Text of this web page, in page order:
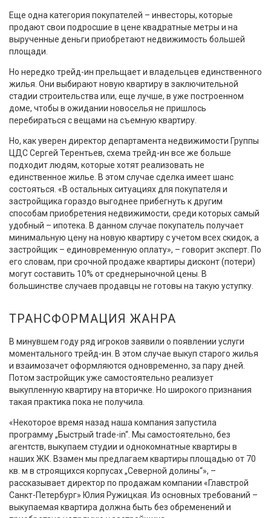
Еще одна категория покупателей – инвесторы, которые
продают свои подросшие в цене квадратные метры и на
вырученные деньги приобретают недвижимость большей
площади.
Но нередко трейд-ин прельщает и владельцев единственного
жилья. Они выбирают новую квартиру в заключительной
стадии строительства или, еще лучше, в уже построенном
доме, чтобы в ожидании новоселья не пришлось
перебираться с вещами на съемную квартиру.
Но, как уверен директор департамента недвижимости Группы
ЦДС Сергей Терентьев, схема трейд-ин все же больше
подходит людям, которые хотят реализовать не
единственное жилье. В этом случае сделка имеет шанс
состояться. «В остальных ситуациях для покупателя и
застройщика гораздо выгоднее прибегнуть к другим
способам приобретения недвижимости, среди которых самый
удобный – ипотека. В данном случае покупатель получает
минимальную цену на новую квартиру с учетом всех скидок, а
застройщик – единовременную оплату», – говорит эксперт. По
его словам, при срочной продаже квартиры дисконт (потери)
могут составить 10% от среднерыночной цены. В
большинстве случаев продавцы не готовы на такую уступку.
ТРАНСФОРМАЦИЯ ЖАНРА
В минувшем году ряд игроков заявили о появлении услуги
моментального трейд-ин. В этом случае выкуп старого жилья
и взаимозачет оформляются одновременно, за пару дней.
Потом застройщик уже самостоятельно реализует
выкупленную квартиру на вторичке. Но широкого признания
такая практика пока не получила.
«Некоторое время назад наша компания запустила
программу „Быстрый trade-in“. Мы самостоятельно, без
агентств, выкупаем студии и однокомнатные квартиры в
наших ЖК. Взамен мы предлагаем квартиры площадью от 70
кв. м в строящихся корпусах „Северной долины“», –
рассказывает директор по продажам компании «Главстрой
Санкт-Петербург» Юлия Ружицкая. Из основных требований –
выкупаемая квартира должна быть без обременений и